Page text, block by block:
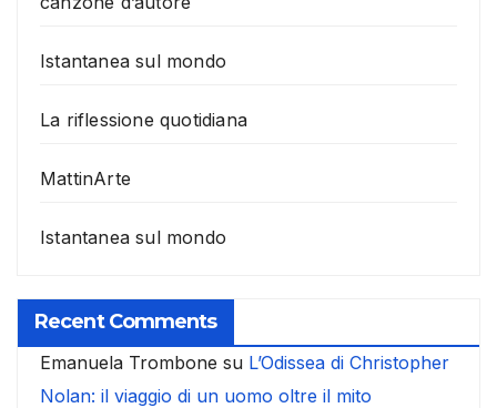
Istantanea sul mondo
La riflessione quotidiana
MattinArte
Istantanea sul mondo
Recent Comments
Emanuela Trombone su L’Odissea di Christopher
Nolan: il viaggio di un uomo oltre il mito